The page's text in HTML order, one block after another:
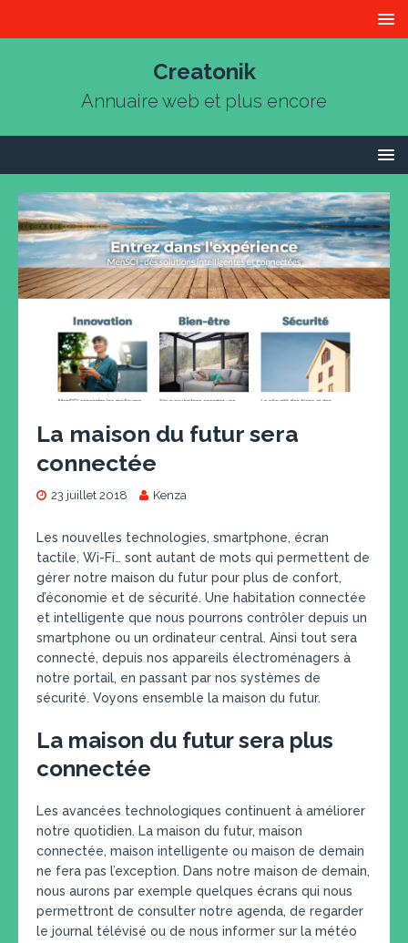
Creatonik
Annuaire web et plus encore
La maison du futur sera
connectée
23 juillet 2018 Kenza
Les nouvelles technologies, smartphone, écran
tactile, Wi-Fi… sont autant de mots qui permettent de
gérer notre maison du futur pour plus de confort,
d’économie et de sécurité. Une habitation connectée
et intelligente que nous pourrons contrôler depuis un
smartphone ou un ordinateur central. Ainsi tout sera
connecté, depuis nos appareils électroménagers à
notre portail, en passant par nos systèmes de
sécurité. Voyons ensemble la maison du futur.
La maison du futur sera plus
connectée
Les avancées technologiques continuent à améliorer
notre quotidien. La maison du futur, maison
connectée, maison intelligente ou maison de demain
ne fera pas l’exception. Dans notre maison de demain,
nous aurons par exemple quelques écrans qui nous
permettront de consulter notre agenda, de regarder
le journal télévisé ou de nous informer sur la météo